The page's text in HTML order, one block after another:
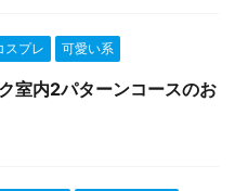
スプレ 可愛い系
室内2パターンコースのお